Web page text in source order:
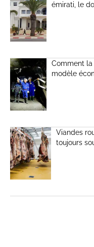
émirati, le
Comment
modèle
Viandes
toujours